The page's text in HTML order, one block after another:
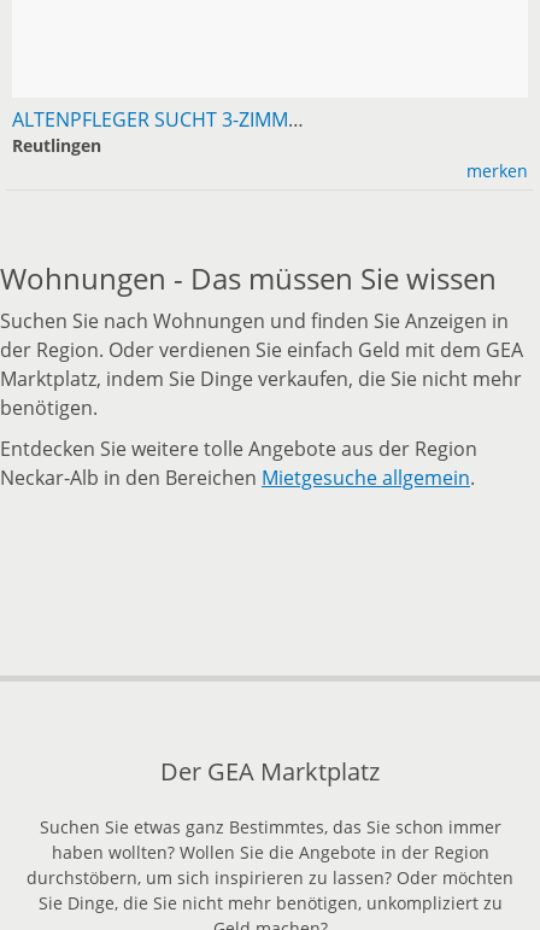
ALTENPFLEGER SUCHT 3-ZIMMER-WOHNUNG IN REUTLINGEN
Reutlingen
merken
Wohnungen - Das müssen Sie wissen
Suchen Sie nach Wohnungen und finden Sie Anzeigen in
der Region. Oder verdienen Sie einfach Geld mit dem GEA
Marktplatz, indem Sie Dinge verkaufen, die Sie nicht mehr
benötigen.
Entdecken Sie weitere tolle Angebote aus der Region
Neckar-Alb in den Bereichen Mietgesuche allgemein.
nach
Der GEA Marktplatz
Suchen Sie etwas ganz Bestimmtes, das Sie schon immer
haben wollten? Wollen Sie die Angebote in der Region
durchstöbern, um sich inspirieren zu lassen? Oder möchten
Sie Dinge, die Sie nicht mehr benötigen, unkompliziert zu